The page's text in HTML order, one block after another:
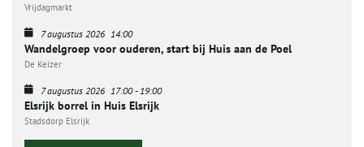
Vrijdagmarkt
7 augustus 2026 14:00
Wandelgroep voor ouderen, start bij Huis aan de Poel
De Keizer
7 augustus 2026 17:00- 19:00
Elsrijk borrel in Huis Elsrijk
Stadsdorp Elsrijk